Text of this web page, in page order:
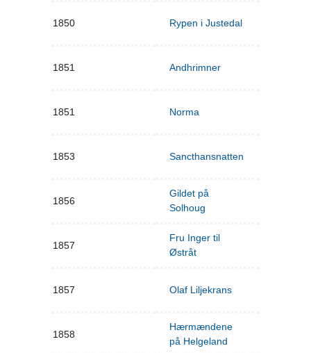
1850 Rypen i Justedal
1851 Andhrimner
1851 Norma
1853 Sancthansnatten
1856
Gildet på
Solhoug
1857
Fru Inger til
Østråt
1857 Olaf Liljekrans
1858
Hærmændene
på Helgeland